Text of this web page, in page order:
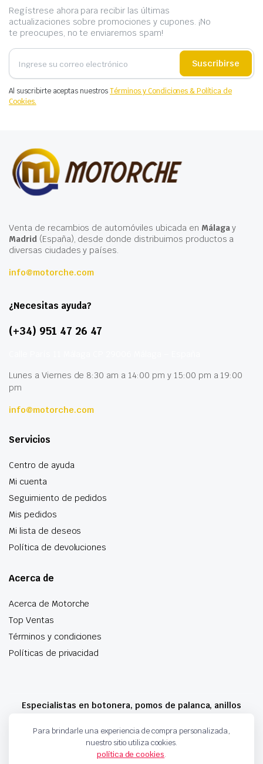
Regístrese ahora para recibir las últimas
actualizaciones sobre promociones y cupones. ¡No
te preocupes, no te enviaremos spam!
Suscribirse
Al suscribirte aceptas nuestrosTérminos y Condiciones & Política de
Cookies.
Venta de recambios de automóviles ubicada en Málagay
Madrid(España), desde donde distribuimos productos a
diversas ciudades y países.
info@motorche.com
¿Necesitas ayuda?
(+34) 951 47 26 47
Lunes a Viernes de 8:30 am a 14:00 pm y 15:00 pm a 19:00
pm
info@motorche.com
Servicios
Centro de ayuda
Mi cuenta
Seguimiento de pedidos
Mis pedidos
Mi lista de deseos
Política de devoluciones
Acerca de
Acerca de Motorche
Top Ventas
Términos y condiciones
Políticas de privacidad
Especialistas en botonera, pomos de palanca, anillos
Copyright 2024 © Motorche Autoparts. Todos los derechos reservados
Para brindarle una experiencia de compra personalizada,
nuestro sitio utiliza cookies.
política de cookies.